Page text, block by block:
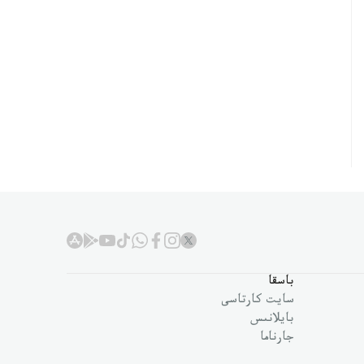
باسقا
سايت كارتاسى
بايلانىس
جارناما